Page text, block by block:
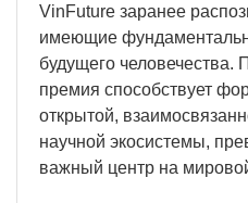
VinFuture заранее
имеющие
будущего человечества.
премия способствует
открытой,
научной экосистемы,
важный центр на